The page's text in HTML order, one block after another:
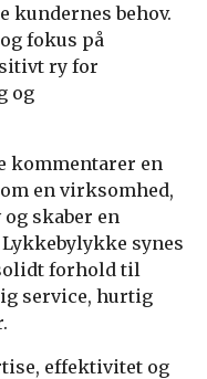
kundernes behov.
fokus på
ry for
og
kommentarer en
en virksomhed,
skaber en
synes
forhold til
service, hurtig
effektivitet og